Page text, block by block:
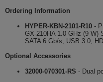
Ordering Information
HYPER-KBN-2101-R10 -
GX-210HA 1.0 GHz (9 W)
SATA 6 Gb/s, USB 3.0,
Optional Accessories
32000-070301-RS - Dual